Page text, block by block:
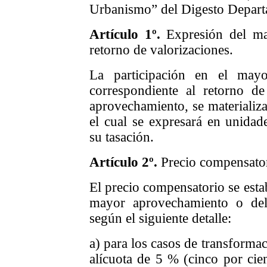
Urbanismo” del Digesto
Artículo 1º.Expresión del
retorno de valorizaciones.
La participación en el
correspondiente al retorno
aprovechamiento, se
el cual se expresará en
su tasación.
Artículo 2º. Precio
El precio compensatorio se
mayor aprovechamiento o
según el siguiente detalle:
a) para los casos de
alícuota de 5 % (cinco por